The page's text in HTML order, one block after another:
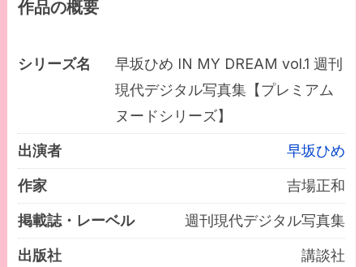
作品の概要
シリーズ名
早坂ひめ IN MY DREAM vol.1 週刊
現代デジタル写真集【プレミアム
ヌードシリーズ】
出演者 早坂ひめ
作家 吉場正和
掲載誌・レーベル 週刊現代デジタル写真集
出版社 講談社